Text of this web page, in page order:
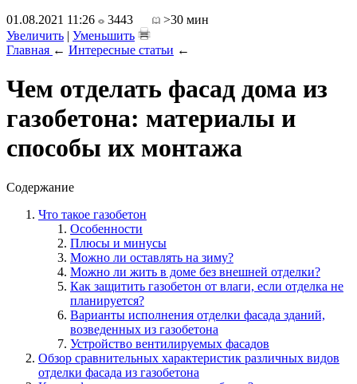
01.08.2021 11:26
3443
>30 мин
Увеличить | Уменьшить
Главная ← Интересные статьи ←
Чем отделать фасад дома из
газобетона: материалы и
способы их монтажа
Содержание
Что такое газобетон
Особенности
Плюсы и минусы
Можно ли оставлять на зиму?
Можно ли жить в доме без внешней отделки?
Как защитить газобетон от влаги, если отделка не
планируется?
Варианты исполнения отделки фасада зданий,
возведенных из газобетона
Устройство вентилируемых фасадов
Обзор сравнительных характеристик различных видов
отделки фасада из газобетона